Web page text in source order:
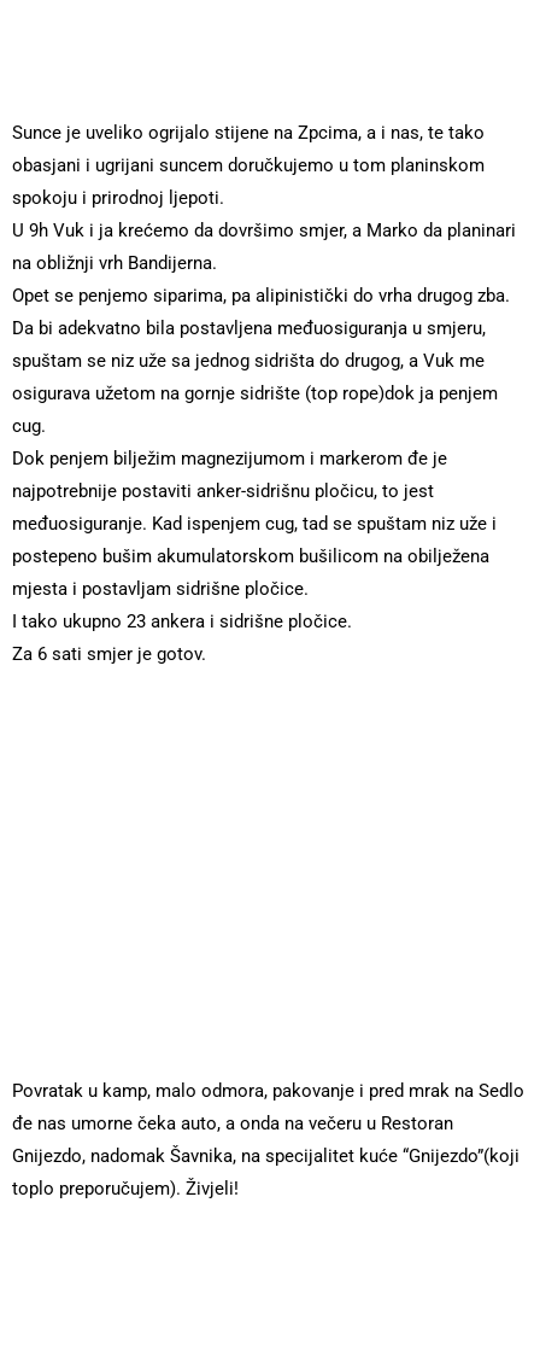
Sunce je uveliko ogrijalo stijene na Zpcima, a i nas, te tako
obasjani i ugrijani suncem doručkujemo u tom planinskom
spokoju i prirodnoj ljepoti.
U 9h Vuk i ja krećemo da dovršimo smjer, a Marko da planinari
na obližnji vrh Bandijerna.
Opet se penjemo siparima, pa alipinistički do vrha drugog zba.
Da bi adekvatno bila postavljena međuosiguranja u smjeru,
spuštam se niz uže sa jednog sidrišta do drugog, a Vuk me
osigurava užetom na gornje sidrište (top rope)dok ja penjem
cug.
Dok penjem bilježim magnezijumom i markerom đe je
najpotrebnije postaviti anker-sidrišnu pločicu, to jest
međuosiguranje. Kad ispenjem cug, tad se spuštam niz uže i
postepeno bušim akumulatorskom bušilicom na obilježena
mjesta i postavljam sidrišne pločice.
I tako ukupno 23 ankera i sidrišne pločice.
Za 6 sati smjer je gotov.
Povratak u kamp, malo odmora, pakovanje i pred mrak na Sedlo
đe nas umorne čeka auto, a onda na večeru u Restoran
Gnijezdo, nadomak Šavnika, na specijalitet kuće “Gnijezdo”(koji
toplo preporučujem). Živjeli!